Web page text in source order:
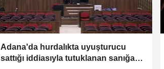
Adana'da hurdalıkta uyuşturucu
sattığı iddiasıyla tutuklanan sanığa